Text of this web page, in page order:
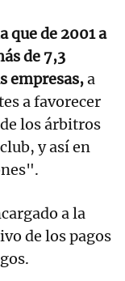
que de 2001 a
de 7,3
empresas,a
a favorecer
los árbitros
y así en
a la
de los pagos